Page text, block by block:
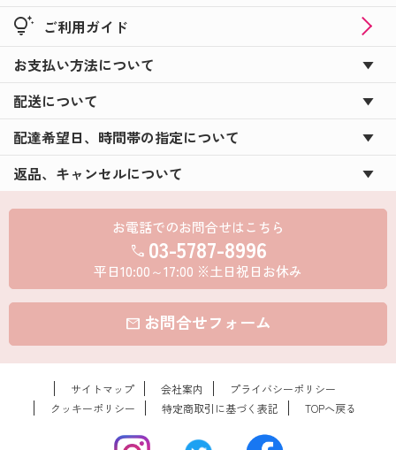
tips_and_updates ご利用ガイド
お支払い方法について
配送について
配達希望日、時間帯の指定について
返品、キャンセルについて
お電話でのお問合せはこちら
call 03-5787-8996
平日10:00～17:00 ※土日祝日お休み
mail お問合せフォーム
サイトマップ 会社案内
プライバシーポリシー
クッキーポリシー
特定商取引に基づく表記 TOPへ戻る